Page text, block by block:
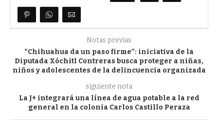
Notas previas
“Chihuahua da un paso firme”: iniciativa de la
Diputada Xóchitl Contreras busca proteger a niñas,
niños y adolescentes de la delincuencia organizada
siguiente nota
La J+ integrará una línea de agua potable a la red
general en la colonia Carlos Castillo Peraza